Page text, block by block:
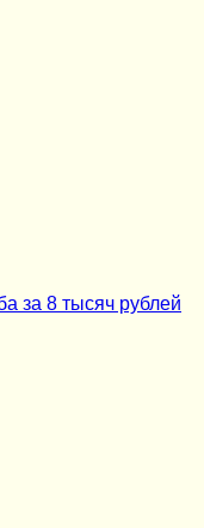
за 8 тысяч рублей